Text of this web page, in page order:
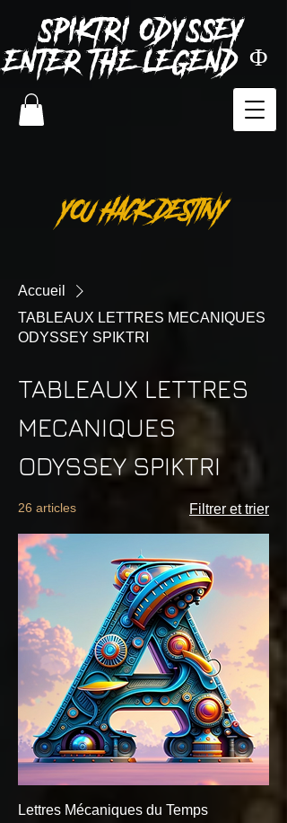
SPIKTRIODYSSEY
ENTER THE LEGEND Φ
YOU HACK DESTINY
Accueil
TABLEAUX LETTRES MECANIQUES
ODYSSEY SPIKTRI
TABLEAUX LETTRES
MECANIQUES
ODYSSEY SPIKTRI
26 articles Filtrer et trier
Lettres Mécaniques du Temps